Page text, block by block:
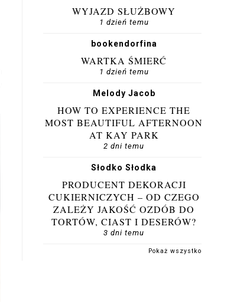
WYJAZD SŁUŻBOWY
1 dzień temu
bookendorfina
WARTKA ŚMIERĆ
1 dzień temu
Melody Jacob
HOW TO EXPERIENCE THE
MOST BEAUTIFUL AFTERNOON
AT KAY PARK
2 dni temu
Słodko Słodka
PRODUCENT DEKORACJI
CUKIERNICZYCH – OD CZEGO
ZALEŻY JAKOŚĆ OZDÓB DO
TORTÓW, CIAST I DESERÓW?
3 dni temu
Pokaż wszystko